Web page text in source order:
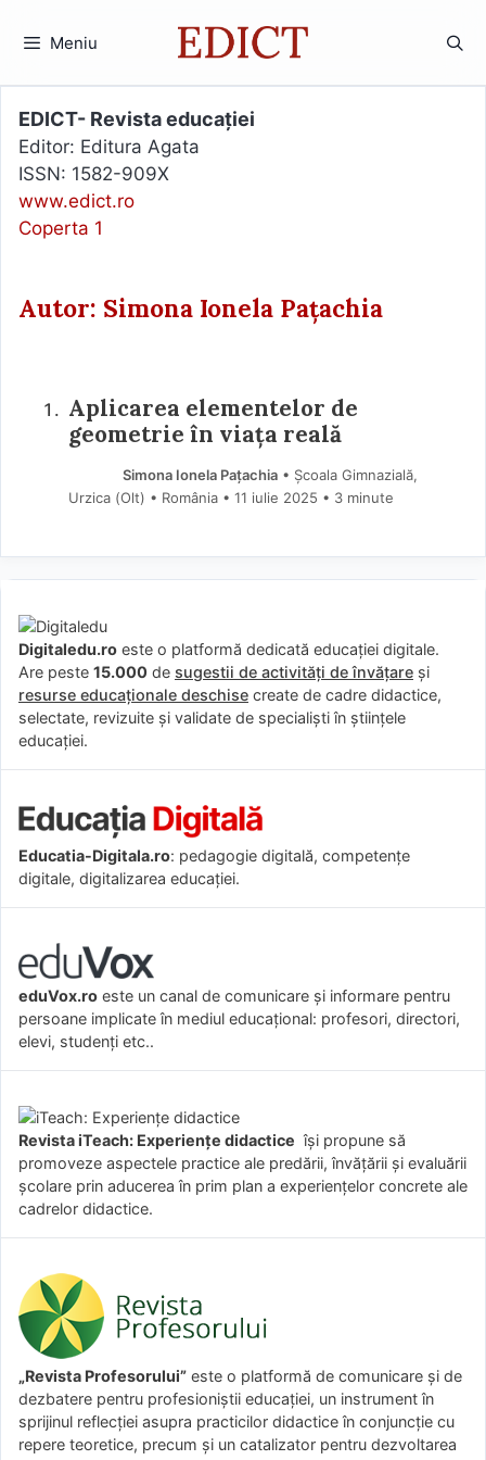
Meniu
EDICT- Revista educației
Editor: Editura Agata
ISSN: 1582-909X
www.edict.ro
Coperta 1
Autor: Simona Ionela Pațachia
Aplicarea elementelor de
geometrie în viața reală
Simona Ionela Pațachia• Școala Gimnazială,
Urzica (Olt) • România
11 iulie 2025 • 3 minute
Digitaledu.ro este o platformă dedicată educației digitale.
Are peste 15.000 de sugestii de activități de învățare și
resurse educaționale deschise create de cadre didactice,
selectate, revizuite și validate de specialiști în științele
educației.
Educatia-Digitala.ro: pedagogie digitală, competențe
digitale, digitalizarea educației.
eduVox.ro este un canal de comunicare și informare pentru
persoane implicate în mediul educațional: profesori, directori,
elevi, studenți etc..
Revista iTeach: Experienţe didactice îşi propune să
promoveze aspectele practice ale predării, învăţării şi evaluării
şcolare prin aducerea în prim plan a experienţelor concrete ale
cadrelor didactice.
„Revista Profesorului” este o platformă de comunicare și de
dezbatere pentru profesioniștii educației, un instrument în
sprijinul reflecției asupra practicilor didactice în conjuncție cu
repere teoretice, precum și un catalizator pentru dezvoltarea